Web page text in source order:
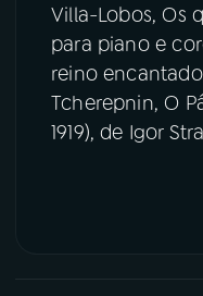
Villa-Lobos, Os
para piano e
reino
Tcherepnin, O
1919), de Igor